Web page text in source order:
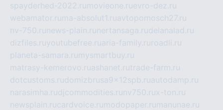
spayderhed-2022.ru movieone.ruevro-dez.ru
webamator.ru ma-absolut1.ruavtopomosch27.ru
nv-750.ru news-plain.ru nertansaga.rudelanalad.ru
dizfiles.ruyoutubefree.ruaria-family.ru roadli.ru
planeta-samara.ru mysmartbuy.ru
matrasy-kemerovo.ruashanet.rutrade-farm.ru
dotcustoms.rudomizbrusa9x12spb.ruautodamp.ru
narasimha.rudjcommodities.ru nv750.rux-ton.ru
newsplain.rucardvoice.ru modopaper.ru manunae.ru